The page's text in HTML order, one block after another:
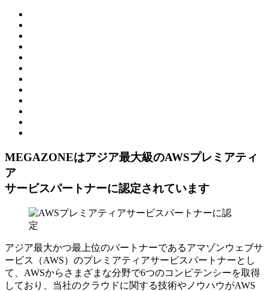
MEGAZONEはアジア最⼤級のAWSプレミアティ
ア
サービスパートナーに認定されています
アジア最大かつ最上位のパートナーであるアマゾンウェブサ
ービス（AWS）のプレミアティアサービスパートナーとし
て、AWSからさまざまな分野で6つのコンピテンシーを取得
しており、当社のクラウドに関する技術やノウハウがAWS